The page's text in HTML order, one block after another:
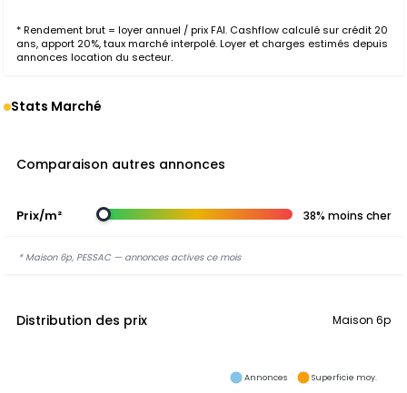
* Rendement brut = loyer annuel / prix FAI. Cashflow calculé sur crédit 20
ans, apport 20%, taux marché interpolé. Loyer et charges estimés depuis
annonces location du secteur.
Stats Marché
Comparaison autres annonces
Prix/m² 38% moins cher
* Maison 6p, PESSAC — annonces actives ce mois
Distribution des prix Maison 6p
Annonces Superficie moy.